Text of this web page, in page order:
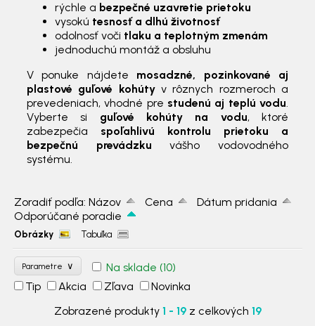
rýchle a bezpečné uzavretie prietoku
vysokú tesnosť a dlhú životnosť
odolnosť voči tlaku a teplotným zmenám
jednoduchú montáž a obsluhu
V ponuke nájdete mosadzné, pozinkované aj
plastové guľové kohútyv rôznych rozmeroch a
prevedeniach, vhodné pre studenú aj teplú vodu.
Vyberte si guľové kohúty na vodu, ktoré
zabezpečia spoľahlivú kontrolu prietoku a
bezpečnú prevádzku vášho vodovodného
systému.
Zoradiť podľa: Názov Cena
Dátum pridania
Odporúčané poradie
Obrázky Tabuľka
Parametre ∨ Na sklade (10)
Tip
Akcia Zľava
Novinka
Zobrazené produkty 1 - 19z celkových 19